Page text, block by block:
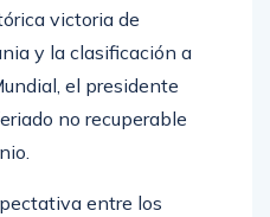
victoria de
y la clasificación a
el presidente
no recuperable
entre los